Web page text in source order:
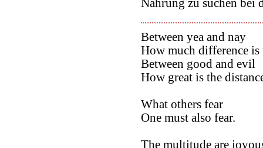
Nahrung zu suchen bei
Between yea and nay
How much difference is
Between good and evil
How great is the
What others fear
One must also fear.
The multitude are